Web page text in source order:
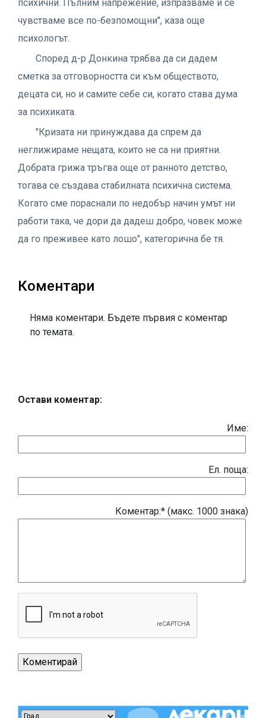
психични. Пълним напрежение, изпразваме и се
чувстваме все по-безпомощни", каза още
психологът.
Според д-р Донкина трябва да си дадем
сметка за отговорността си към обществото,
децата си, но и самите себе си, когато става дума
за психиката.
"Кризата ни принуждава да спрем да
неглижираме нещата, които не са ни приятни.
Добрата грижа тръгва още от ранното детство,
тогава се създава стабилната психична система.
Когато сме пораснали по недобър начин умът ни
работи така, че дори да дадеш добро, човек може
да го преживее като лошо", категорична бе тя.
Коментари
Няма коментари. Бъдете първия с коментар
по темата.
Остави коментар:
Име:
Eл. поща:
Коментар:* (макс. 1000 знака)